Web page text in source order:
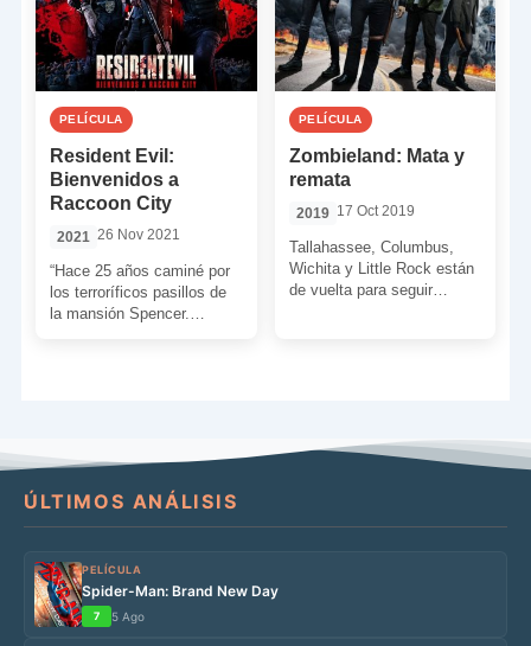
PELÍCULA
Resident Evil:
Bienvenidos a
Raccoon City
2021 26 Nov 2021
“Hace 25 años caminé por
los terroríficos pasillos de
la mansión Spencer.
PELÍCULA
Zombieland: Mata y
remata
2019 17 Oct 2019
Tallahassee, Columbus,
Wichita y Little Rock están
de vuelta para seguir
ÚLTIMOS ANÁLISIS
PELÍCULA
Spider-Man: Brand New Day
7 5 Ago